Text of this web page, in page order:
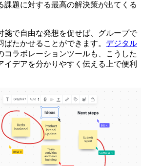
課題に対する最高の解決策が出てくる
箋で自由な発想を促せば、グループで
ばたかせることができます。 デジタル
コラボレーションツールも、こうした
イデアを分かりやすく伝える上で便利